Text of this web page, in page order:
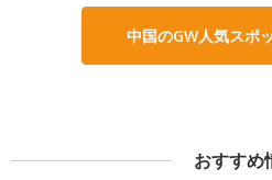
中国のGW人気スポ
おすすめ